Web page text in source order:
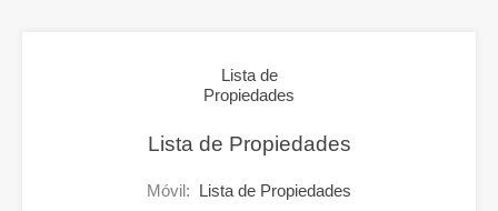
Lista de
Propiedades
Lista de Propiedades
Móvil: Lista de Propiedades